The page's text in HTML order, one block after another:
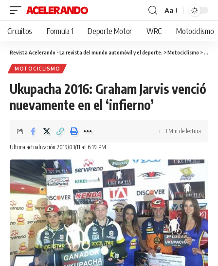
Cambiar
tamaño
fuente
Aa
Circuitos Formula 1 Deporte Motor WRC Motociclismo
Revista Acelerando - La revista del mundo automóvil y el deporte. >Motociclismo >
MOTOCICLISMO
Ukupacha 2016: Graham Jarvis venció
nuevamente en el ‘infierno’
Última actualización 2019/03/11 at 6:19 PM
3 Min de lectura